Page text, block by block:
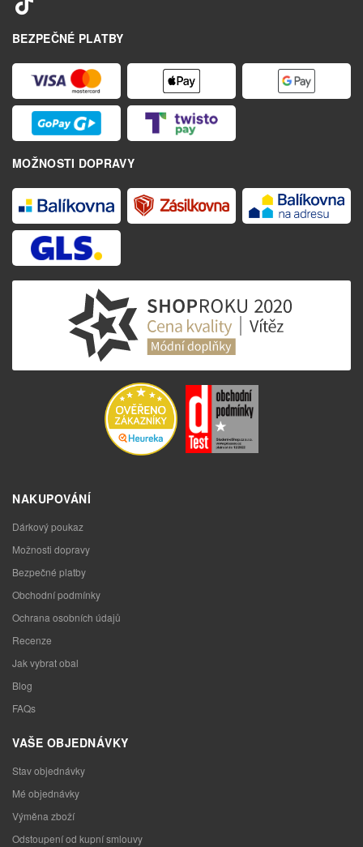
BEZPEČNÉ PLATBY
MOŽNOSTI DOPRAVY
NAKUPOVÁNÍ
Dárkový poukaz
Možnosti dopravy
Bezpečné platby
Obchodní podmínky
Ochrana osobních údajů
Recenze
Jak vybrat obal
Blog
FAQs
VAŠE OBJEDNÁVKY
Stav objednávky
Mé objednávky
Výměna zboží
Odstoupení od kupní smlouvy